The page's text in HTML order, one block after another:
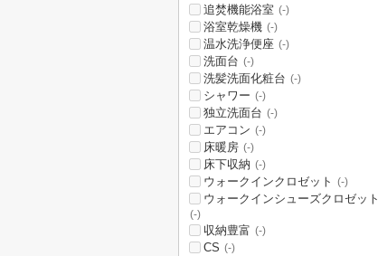
追焚機能浴室 (-)
浴室乾燥機 (-)
温水洗浄便座 (-)
洗面台 (-)
洗髪洗面化粧台 (-)
シャワー (-)
独立洗面台 (-)
エアコン (-)
床暖房 (-)
床下収納 (-)
ウォークインクロゼット (-)
ウォークインシューズクロゼット
(-)
収納豊富 (-)
CS (-)